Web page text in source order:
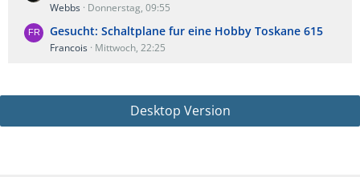
Webbs Donnerstag, 09:55
Gesucht: Schaltplane fur eine Hobby Toskane 615
Francois Mittwoch, 22:25
Desktop Version